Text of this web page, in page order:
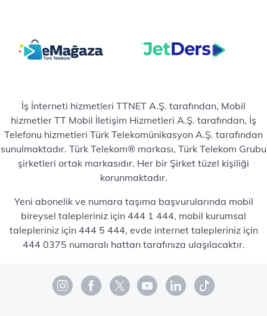
İş İnterneti hizmetleri TTNET A.Ş. tarafından, Mobil
hizmetler TT Mobil İletişim Hizmetleri A.Ş. tarafından, İş
Telefonu hizmetleri Türk Telekomünikasyon A.Ş. tarafından
sunulmaktadır. Türk Telekom® markası, Türk Telekom Grubu
şirketleri ortak markasıdır. Her bir Şirket tüzel kişiliği
korunmaktadır.
Yeni abonelik ve numara taşıma başvurularında mobil
bireysel talepleriniz için 444 1 444, mobil kurumsal
talepleriniz için 444 5 444, evde internet talepleriniz için
444 0375 numaralı hattan tarafınıza ulaşılacaktır.